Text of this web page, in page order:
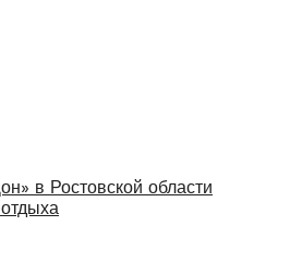
в Ростовской области